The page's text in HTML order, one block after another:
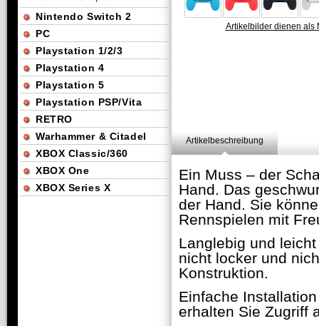
Artikelbilder dienen als
Artikelbeschreibung
Ein Muss – der
Hand. Das
der Hand. Sie
Rennspielen mit
Langlebig und
nicht locker und
Konstruktion.
Einfache
erhalten Sie Zugriff
Nintendo Switch 2
PC
Playstation 1/2/3
Playstation 4
Playstation 5
Playstation PSP/Vita
RETRO
Warhammer & Citadel
XBOX Classic/360
XBOX One
XBOX Series X